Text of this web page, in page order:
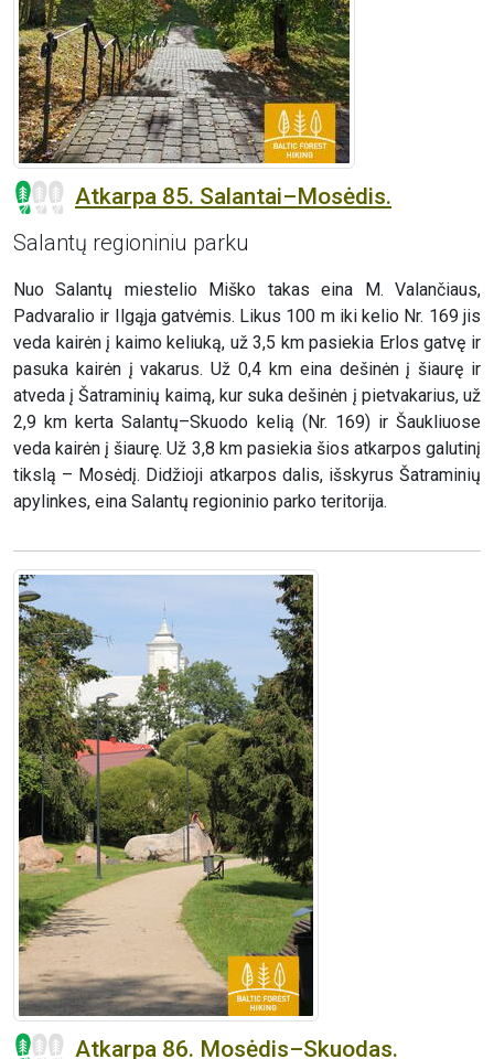
Atkarpa 85. Salantai–Mosėdis.
Salantų regioniniu parku
Nuo Salantų miestelio Miško takas eina M. Valančiaus,
Padvaralio ir Ilgąja gatvėmis. Likus 100 m iki kelio Nr. 169 jis
veda kairėn į kaimo keliuką, už 3,5 km pasiekia Erlos gatvę ir
pasuka kairėn į vakarus. Už 0,4 km eina dešinėn į šiaurę ir
atveda į Šatraminių kaimą, kur suka dešinėn į pietvakarius, už
2,9 km kerta Salantų–Skuodo kelią (Nr. 169) ir Šaukliuose
veda kairėn į šiaurę. Už 3,8 km pasiekia šios atkarpos galutinį
tikslą – Mosėdį. Didžioji atkarpos dalis, išskyrus Šatraminių
apylinkes, eina Salantų regioninio parko teritorija.
Atkarpa 86. Mosėdis–Skuodas.